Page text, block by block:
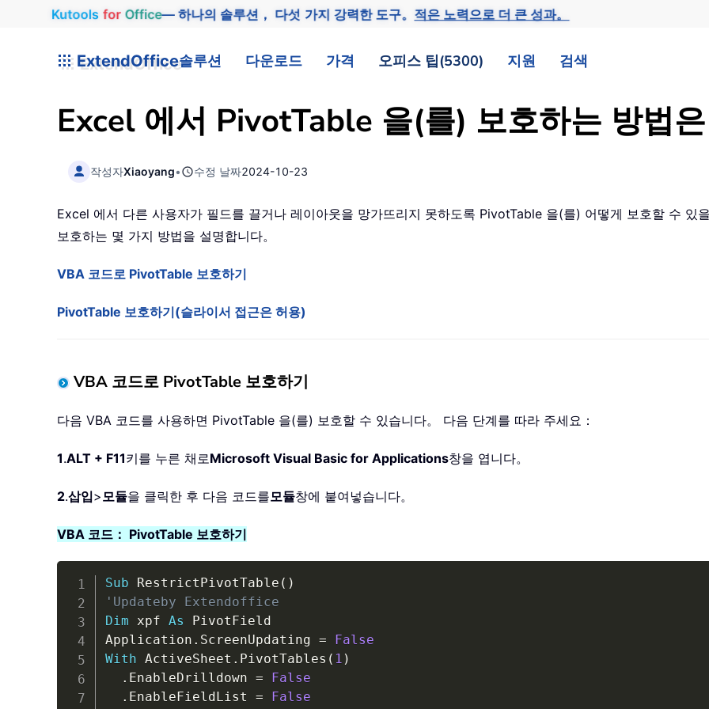
Kutools for Office— 하나의 솔루션， 다섯 가지 강력한 도구。 적은 노력으로 더 큰 성과。
ExtendOffice솔루션 다운로드 가격 오피스 팁(5300) 지원 검색
Excel 에서 PivotTable 을(를) 보호하는 방법
작성자Xiaoyang• 수정 날짜2024-10-23
Excel 에서 다른 사용자가 필드를 끌거나 레이아웃을 망가뜨리지 못하도록 PivotTable 을(를) 어떻게 보호할 수 있
보호하는 몇 가지 방법을 설명합니다。
VBA 코드로 PivotTable 보호하기
PivotTable 보호하기(슬라이서 접근은 허용)
VBA 코드로 PivotTable 보호하기
다음 VBA 코드를 사용하면 PivotTable 을(를) 보호할 수 있습니다。 다음 단계를 따라 주세요：
1.ALT + F11키를 누른 채로Microsoft Visual Basic for Applications창을 엽니다。
2.삽입>모듈을 클릭한 후 다음 코드를모듈창에 붙여넣습니다。
VBA 코드： PivotTable 보호하기
Sub RestrictPivotTable ( )
'Updateby Extendoffice
Dim xpf As PivotField
Application . ScreenUpdating =
False
With ActiveSheet . PivotTables ( 1 )
. EnableDrilldown =
False
. EnableFieldList =
False